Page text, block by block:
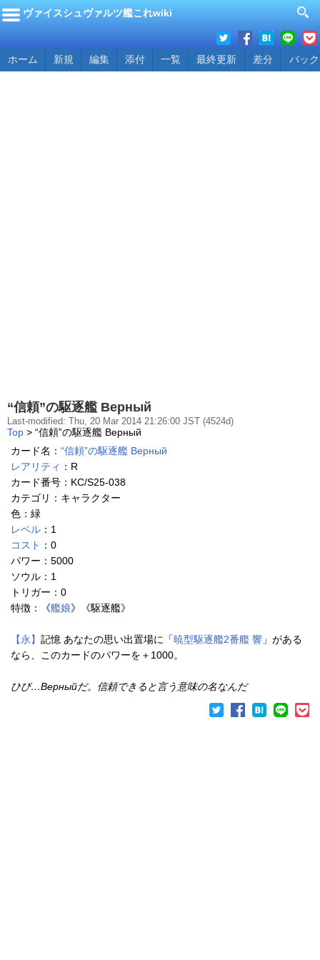
ヴァイスシュヴァルツ艦これwiki
ホーム 新規 編集 添付 一覧 最終更新 差分 バッ
“信頼”の駆逐艦 Верный
Last-modified: Thu, 20 Mar 2014 21:26:00 JST (4524d)
Top > “信頼”の駆逐艦 Верный
カード名： “信頼”の駆逐艦 Верный
レアリティ ：R
カード番号：KC/S25-038
カテゴリ：キャラクター
色：緑
レベル ：1
コスト ：0
パワー：5000
ソウル：1
トリガー：0
特徴：《艦娘》《駆逐艦》
【永】 記憶 あなたの思い出置場に「暁型駆逐艦2番艦 響 」がある
なら、このカードのパワーを＋1000。
ひび…Верныйだ。信頼できると言う意味の名なんだ